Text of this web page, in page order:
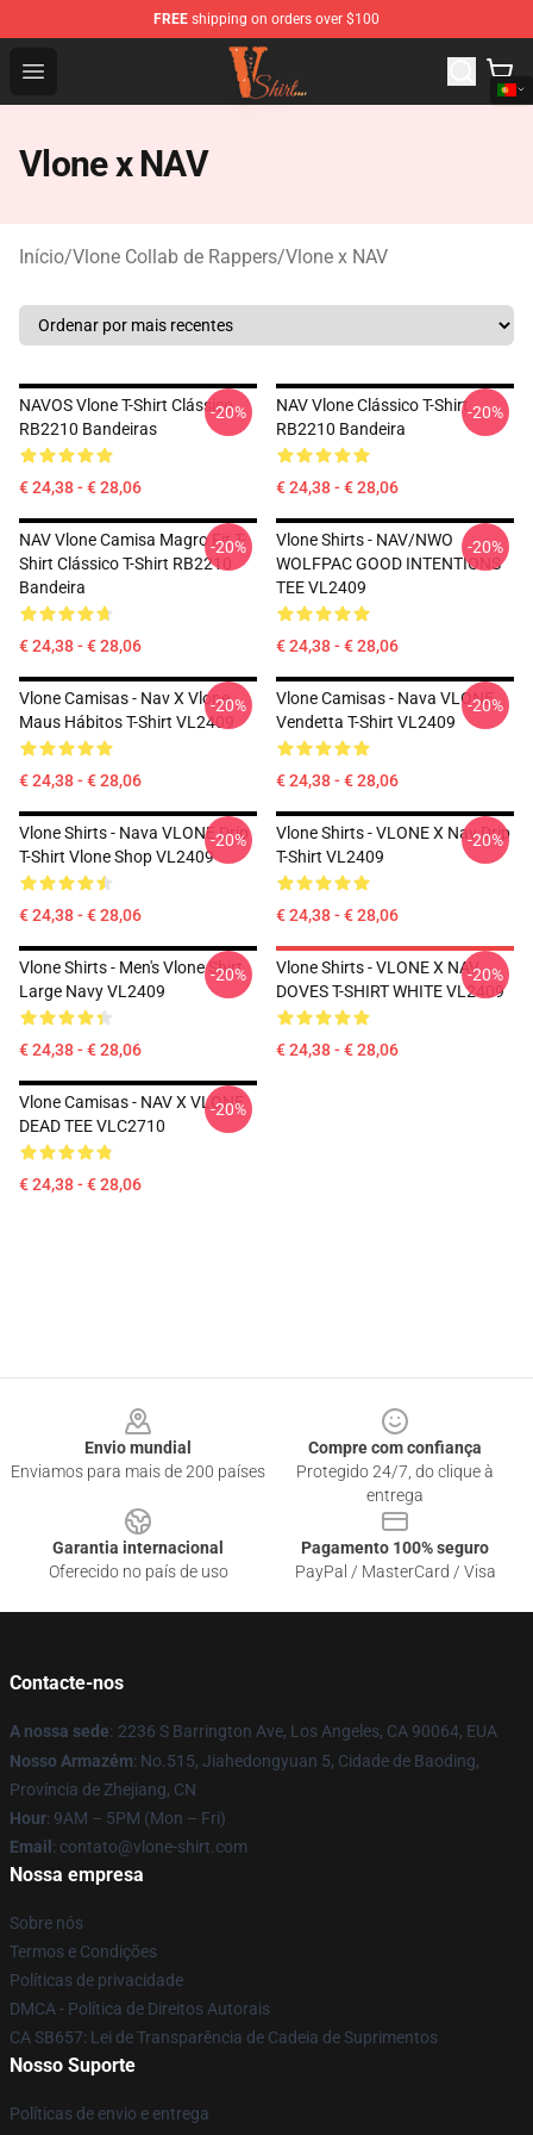
FREE shipping on orders over $100
Open menu
Vlone Shirt Store - Official Vlone Shirt Shop
Vlone x NAV
Início/Vlone Collab de Rappers/Vlone x NAV
NAVOS Vlone T-Shirt Clássico
RB2210 Bandeiras
€ 24,38 - € 28,06
-20%
NAV Vlone Clássico T-Shirt
RB2210 Bandeira
€ 24,38 - € 28,06
-20%
NAV Vlone Camisa Magro Fit T-
Shirt Clássico T-Shirt RB2210
Bandeira
€ 24,38 - € 28,06
-20%
Vlone Shirts - NAV/NWO
WOLFPAC GOOD INTENTIONS
TEE VL2409
€ 24,38 - € 28,06
-20%
Vlone Camisas - Nav X Vlone
Maus Hábitos T-Shirt VL2409
€ 24,38 - € 28,06
-20%
Vlone Camisas - Nava VLONE
Vendetta T-Shirt VL2409
€ 24,38 - € 28,06
-20%
Vlone Shirts - Nava VLONE Drip
T-Shirt Vlone Shop VL2409
€ 24,38 - € 28,06
-20%
Vlone Shirts - VLONE X Nav Drip
T-Shirt VL2409
€ 24,38 - € 28,06
-20%
Vlone Shirts - Men's Vlone Shirt
Large Navy VL2409
€ 24,38 - € 28,06
-20%
Vlone Shirts - VLONE X NAV
DOVES T-SHIRT WHITE VL2409
€ 24,38 - € 28,06
-20%
Vlone Camisas - NAV X VLONE
DEAD TEE VLC2710
€ 24,38 - € 28,06
-20%
Envio mundial
Enviamos para mais de 200 países
Compre com confiança
Protegido 24/7, do clique à
entrega
Garantia internacional
Oferecido no país de uso
Pagamento 100% seguro
PayPal / MasterCard / Visa
Contacte-nos
A nossa sede: 2236 S Barrington Ave, Los Angeles, CA 90064, EUA
Nosso Armazém: No.515, Jiahedongyuan 5, Cidade de Baoding,
Província de Zhejiang, CN
Hour: 9AM – 5PM (Mon – Fri)
Email : contato@vlone-shirt.com
Nossa empresa
Sobre nós
Termos e Condições
Políticas de privacidade
DMCA - Política de Direitos Autorais
CA SB657: Lei de Transparência de Cadeia de Suprimentos
Nosso Suporte
Políticas de envio e entrega